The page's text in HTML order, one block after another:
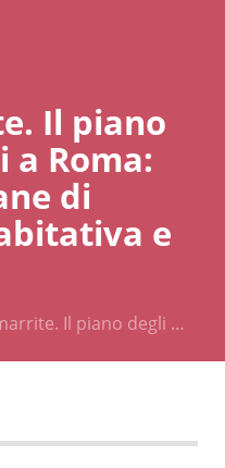
Il piano
a Roma:
di
e
Il piano degli …